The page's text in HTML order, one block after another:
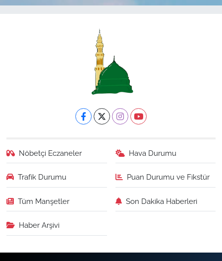
Nöbetçi Eczaneler Hava Durumu
Trafik Durumu Puan Durumu ve Fikstür
Tüm Manşetler Son Dakika Haberleri
Haber Arşivi